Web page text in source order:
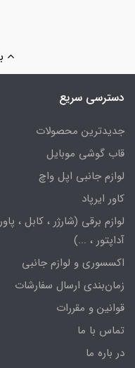
دسترسی سریع
جدیدترین محصولات
قاب گوشی موبایل
لوازم جانبی اپل واچ
کاور ایرپاد
لوازم برقی (شارژر ، کابل ،
آداپتور ، ...)
اکسسوری و لوازم جانبی
زمان‌بندی ارسال سفارشات
قوانین و مقررات
تماس با ما
در باره ما